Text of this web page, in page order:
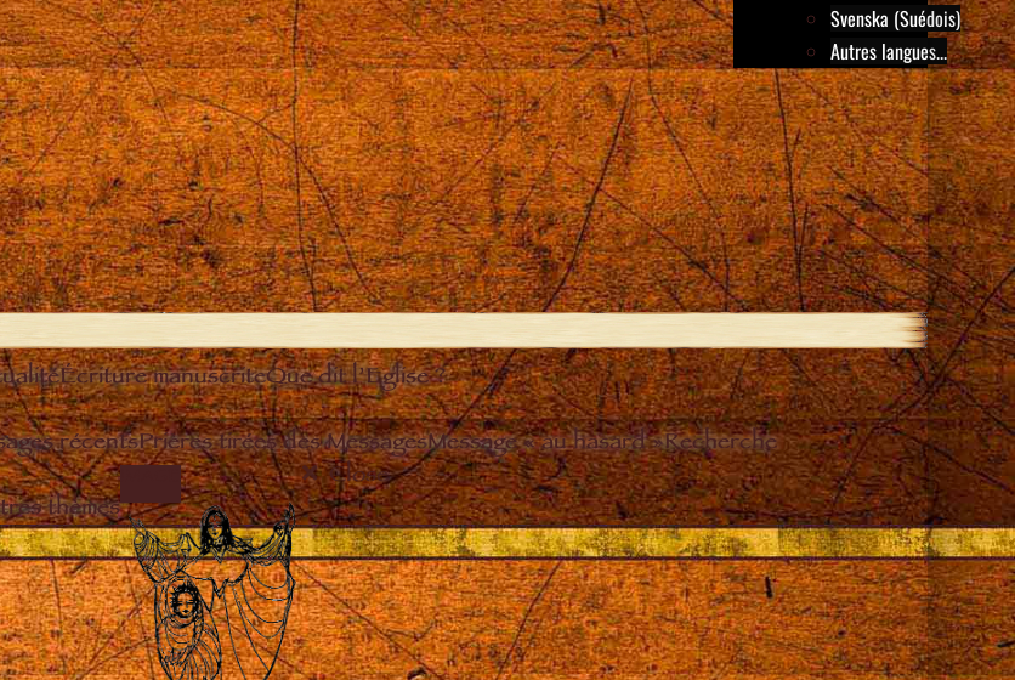
Svenska (Suédois)
Autres langues...
Écriture manuscriteQue dit l’Eglise ?
récentsPrières tirées des MessagesMessage « au hasard »Recherche
thèmes
Close